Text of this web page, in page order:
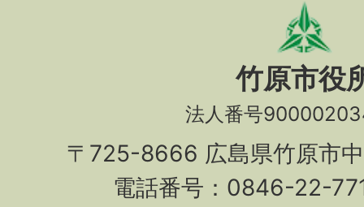
竹原市役
法人番号
〒725-8666 広島県竹原市
電話番号：0846-22-